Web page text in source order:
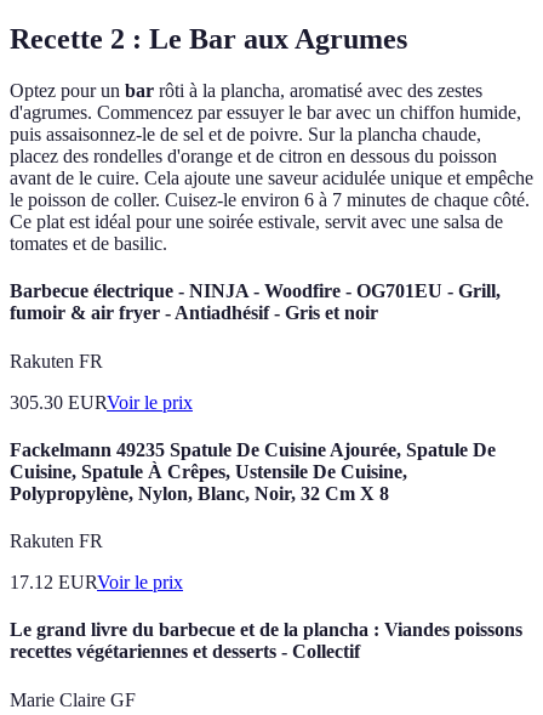
Recette 2 : Le Bar aux Agrumes
Optez pour un bar rôti à la plancha, aromatisé avec des zestes
d'agrumes. Commencez par essuyer le bar avec un chiffon humide,
puis assaisonnez-le de sel et de poivre. Sur la plancha chaude,
placez des rondelles d'orange et de citron en dessous du poisson
avant de le cuire. Cela ajoute une saveur acidulée unique et empêche
le poisson de coller. Cuisez-le environ 6 à 7 minutes de chaque côté.
Ce plat est idéal pour une soirée estivale, servit avec une salsa de
tomates et de basilic.
Barbecue électrique - NINJA - Woodfire - OG701EU - Grill,
fumoir & air fryer - Antiadhésif - Gris et noir
Rakuten FR
305.30 EURVoir le prix
Fackelmann 49235 Spatule De Cuisine Ajourée, Spatule De
Cuisine, Spatule À Crêpes, Ustensile De Cuisine,
Polypropylène, Nylon, Blanc, Noir, 32 Cm X 8
Rakuten FR
17.12 EURVoir le prix
Le grand livre du barbecue et de la plancha : Viandes poissons
recettes végétariennes et desserts - Collectif
Marie Claire GF